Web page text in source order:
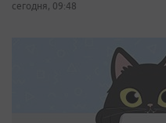
сегодня, 09:48